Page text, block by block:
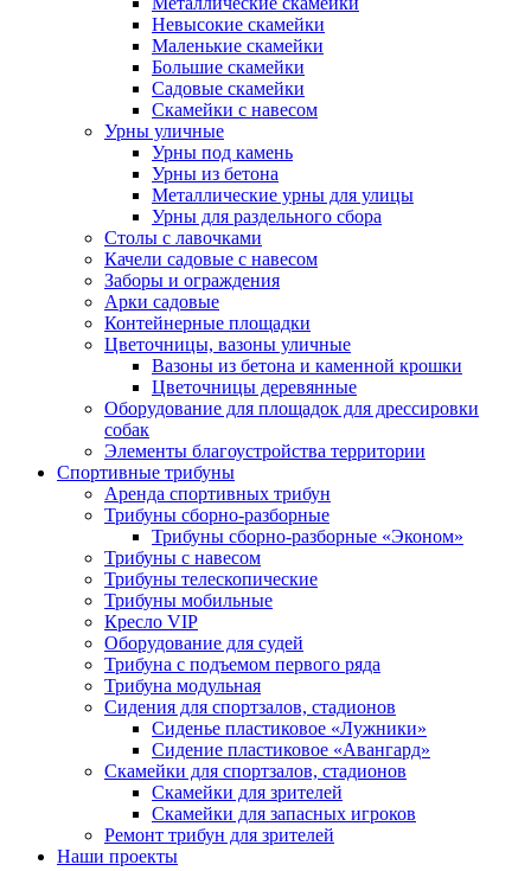
Невысокие скамейки
Маленькие скамейки
Большие скамейки
Садовые скамейки
Скамейки с навесом
Урны уличные
Урны под камень
Урны из бетона
Металлические урны для улицы
Урны для раздельного сбора
Столы с лавочками
Качели садовые с навесом
Заборы и ограждения
Арки садовые
Контейнерные площадки
Цветочницы, вазоны уличные
Вазоны из бетона и каменной крошки
Цветочницы деревянные
Оборудование для площадок для дрессировки
собак
Элементы благоустройства территории
Спортивные трибуны
Аренда спортивных трибун
Трибуны сборно-разборные
Трибуны сборно-разборные «Эконом»
Трибуны с навесом
Трибуны телескопические
Трибуны мобильные
Кресло VIP
Оборудование для судей
Трибуна с подъемом первого ряда
Трибуна модульная
Сидения для спортзалов, стадионов
Сиденье пластиковое «Лужники»
Сидение пластиковое «Авангард»
Скамейки для спортзалов, стадионов
Скамейки для зрителей
Скамейки для запасных игроков
Ремонт трибун для зрителей
Наши проекты